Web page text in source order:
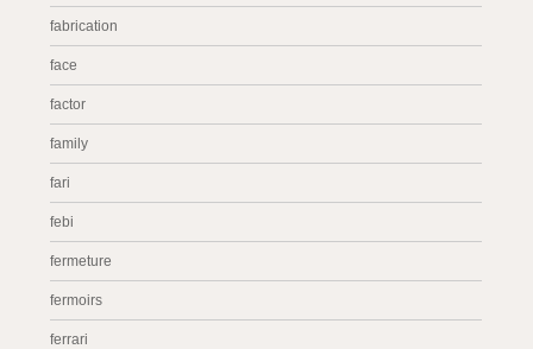
fabrication
face
factor
family
fari
febi
fermeture
fermoirs
ferrari